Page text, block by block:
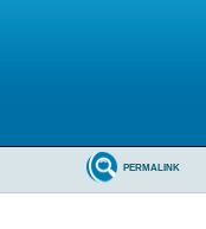
PERMALINK